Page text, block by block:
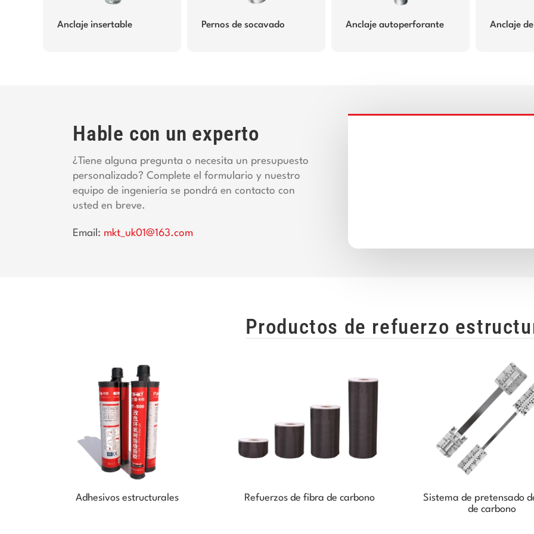
Anclaje insertable Pernos de socavado Anclaje autoperforante Anclaje
Hable con un experto
¿Tiene alguna pregunta o necesita un presupuesto
personalizado? Complete el formulario y nuestro
equipo de ingeniería se pondrá en contacto con
usted en breve.
Email: mkt_uk01@163.com
Productos de refuerzo
Adhesivos estructurales Refuerzos de fibra de carbono
Sistema de pretensado
de carbono